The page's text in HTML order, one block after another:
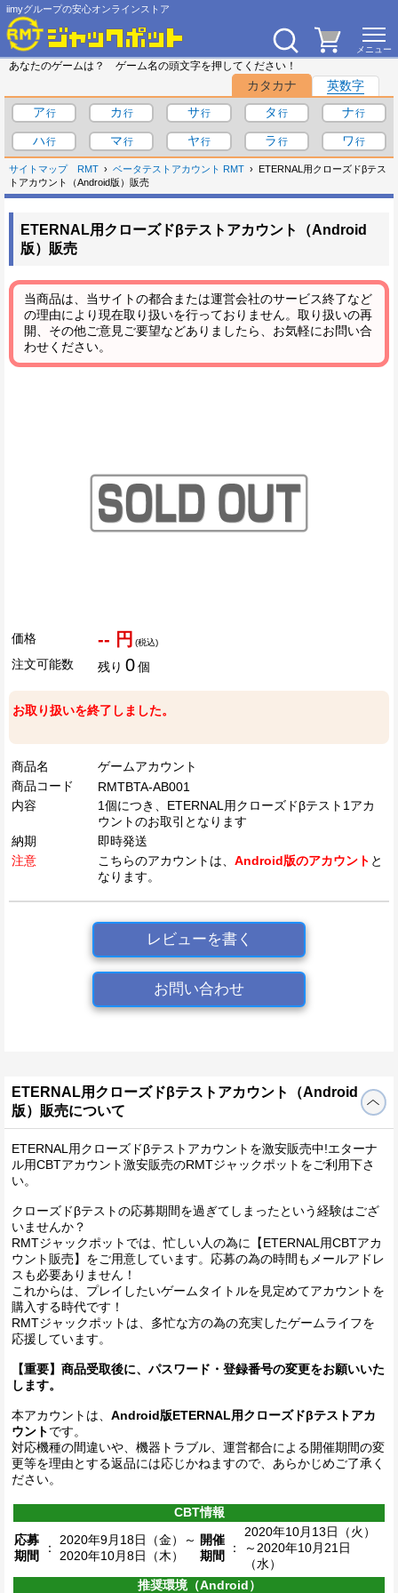
iimyグループの安心オンラインストア
あなたのゲームは？ ゲーム名の頭文字を押してください！
カタカナ
英数字
ア
カ サ タ
ナ
ハ
マ ヤ ラ ワ
サイトマップ RMT ベータテストアカウント RMT
ETERNAL用クローズドβテス
トアカウント（Android版）販売
ETERNAL用クローズドβテストアカウント（Android
版）販売
当商品は、当サイトの都合または運営会社のサービス終了など
の理由により現在取り扱いを行っておりません。取り扱いの再
開、その他ご意見ご要望などありましたら、お気軽にお問い合
わせください。
価格 -- 円 (税込)
注文可能数 残り 0個
お取り扱いを終了しました。
商品名
ゲームアカウント
商品コード
RMTBTA-AB001
内容
1個につき、ETERNAL用クローズドβテスト1アカ
ウントのお取引となります
納期
即時発送
注意
こちらのアカウントは、 Android版のアカウント と
なります。
レビューを書く
お問い合わせ
ETERNAL用クローズドβテストアカウント（Android
版）販売について
ETERNAL用クローズドβテストアカウントを激安販売中!エターナ
ル用CBTアカウント激安販売のRMTジャックポットをご利用下さ
い。
クローズドβテストの応募期間を過ぎてしまったという経験はござ
いませんか？
RMTジャックポットでは、忙しい人の為に【ETERNAL用CBTアカ
ウント販売】をご用意しています。応募の為の時間もメールアドレ
スも必要ありません！
これからは、プレイしたいゲームタイトルを見定めてアカウントを
購入する時代です！
RMTジャックポットは、多忙な方の為の充実したゲームライフを
応援しています。
【重要】商品受取後に、パスワード・登録番号の変更をお願いいた
します。
本アカウントは、 Android版ETERNAL用クローズドβテストアカ
ウントです。
対応機種の間違いや、機器トラブル、運営都合による開催期間の変
更等を理由とする返品には応じかねますので、あらかじめご了承く
ださい。
CBT情報
応募
期間
：
2020年9月18日（金）～
2020年10月8日（木）
開催
期間
：
2020年10月13日（火）
～2020年10月21日
（水）
推奨環境（Android）